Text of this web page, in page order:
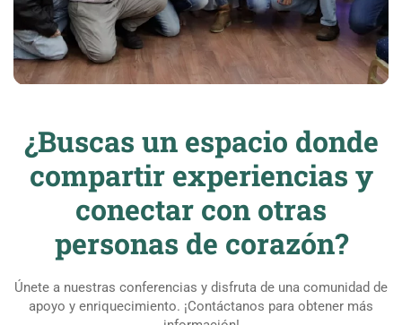
¿Buscas un espacio donde
compartir experiencias y
conectar con otras
personas de corazón?
Únete a nuestras conferencias y disfruta de una comunidad de
apoyo y enriquecimiento. ¡Contáctanos para obtener más